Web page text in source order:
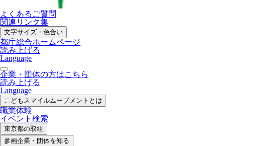
よくあるご質問
関連リンク集
文字サイズ・色合い
都庁総合ホームページ
読み上げる
Language
企業・団体の方はこちら
読み上げる
Language
こどもスマイルムーブメントとは
職業体験
イベント検索
東京都の取組
参画企業・ 団体を知る